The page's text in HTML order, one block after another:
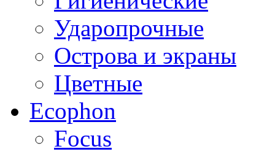
Ударопрочные
Острова и экраны
Цветные
Ecophon
Focus